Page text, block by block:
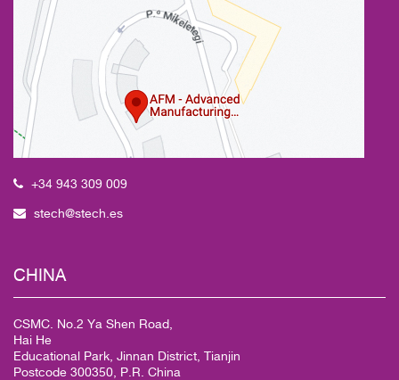
+34 943 309 009
stech@stech.es
CHINA
CSMC. No.2 Ya Shen Road,
Hai He
Educational Park, Jinnan District, Tianjin
Postcode 300350, P.R. China